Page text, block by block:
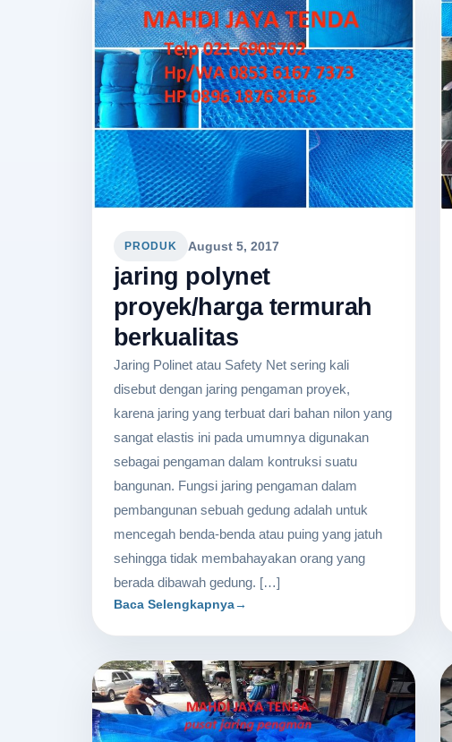
PRODUK August 5, 2017
jaring polynet
proyek/harga termurah
berkualitas
Jaring Polinet atau Safety Net sering kali
disebut dengan jaring pengaman proyek,
karena jaring yang terbuat dari bahan nilon yang
sangat elastis ini pada umumnya digunakan
sebagai pengaman dalam kontruksi suatu
bangunan. Fungsi jaring pengaman dalam
pembangunan sebuah gedung adalah untuk
mencegah benda-benda atau puing yang jatuh
sehingga tidak membahayakan orang yang
berada dibawah gedung. […]
Baca Selengkapnya→